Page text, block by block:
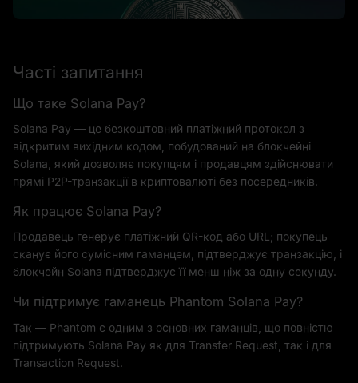
Часті запитання
Що таке Solana Pay?
Solana Pay — це безкоштовний платіжний протокол з
відкритим вихідним кодом, побудований на блокчейні
Solana, який дозволяє покупцям і продавцям здійснювати
прямі P2P-транзакції в криптовалюті без посередників.
Як працює Solana Pay?
Продавець генерує платіжний QR-код або URL; покупець
сканує його сумісним гаманцем, підтверджує транзакцію, і
блокчейн Solana підтверджує її менш ніж за одну секунду.
Чи підтримує гаманець Phantom Solana Pay?
Так — Phantom є одним з основних гаманців, що повністю
підтримують Solana Pay як для Transfer Request, так і для
Transaction Request.